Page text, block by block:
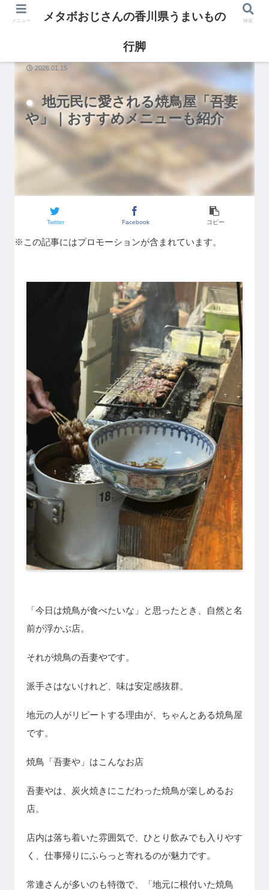
地元民に愛される焼鳥屋「吾妻
や」｜おすすめメニューも紹介
Twitter Facebook コピー
2026.01.15
※この記事にはプロモーションが含まれています。
「今日は焼鳥が食べたいな」と思ったとき、自然と名
前が浮かぶ店。
それが焼鳥の吾妻やです。
派手さはないけれど、味は安定感抜群。
地元の人がリピートする理由が、ちゃんとある焼鳥屋
です。
焼鳥「吾妻や」はこんなお店
吾妻やは、炭火焼きにこだわった焼鳥が楽しめるお
店。
店内は落ち着いた雰囲気で、ひとり飲みでも入りやす
く、仕事帰りにふらっと寄れるのが魅力です。
常連さんが多いのも特徴で、「地元に根付いた焼鳥
メニュー メタボおじさんの香川県うまいもの
行脚
検索